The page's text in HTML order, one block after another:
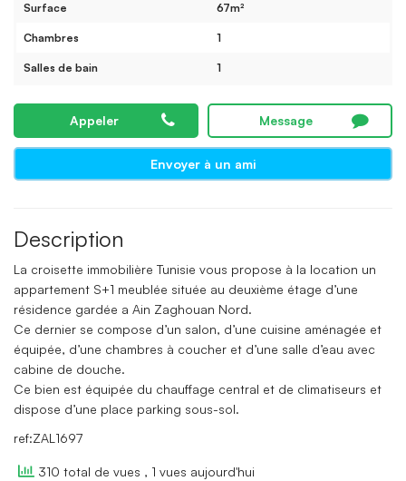
Surface 67m²
Chambres 1
Salles de bain 1
Appeler Message
Envoyer à un ami
Description
La croisette immobilière Tunisie vous propose à la location un
appartement S+1 meublée située au deuxième étage d’une
résidence gardée a Ain Zaghouan Nord.
Ce dernier se compose d’un salon, d’une cuisine aménagée et
équipée, d’une chambres à coucher et d’une salle d’eau avec
cabine de douche.
Ce bien est équipée du chauffage central et de climatiseurs et
dispose d’une place parking sous-sol.
ref:ZAL1697
310 total de vues , 1 vues aujourd'hui